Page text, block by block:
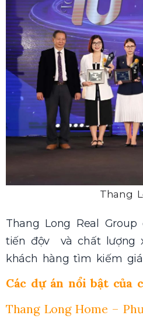
Thang
Thang Long Real
tiến độv và chất lượng
khách hàng tìm kiếm
Các dự án nổi bật
Thang Long Home –